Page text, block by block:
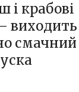
і крабові
виходить
смачний